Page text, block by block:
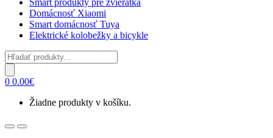
Smart produkty pre zvieratká
Domácnosť Xiaomi
Smart domácnosť Tuya
Elektrické kolobežky a bicykle
Products
search
0 0.00€
Žiadne produkty v košíku.
OpenClose